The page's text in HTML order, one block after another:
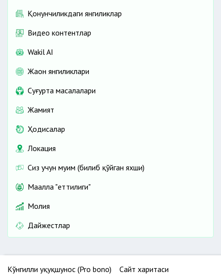
Қонунчиликдаги янгиликлар
Видео контентлар
Wakil AI
Жаҳон янгиликлари
Cуғурта масалалари
Жамият
Ҳодисалар
Локация
Сиз учун муҳим (билиб қўйган яхши)
Маҳалла "еттилиги"
Молия
Дайжестлар
Кўнгилли ҳуқуқшунос (Pro bono)
Сайт харитаси